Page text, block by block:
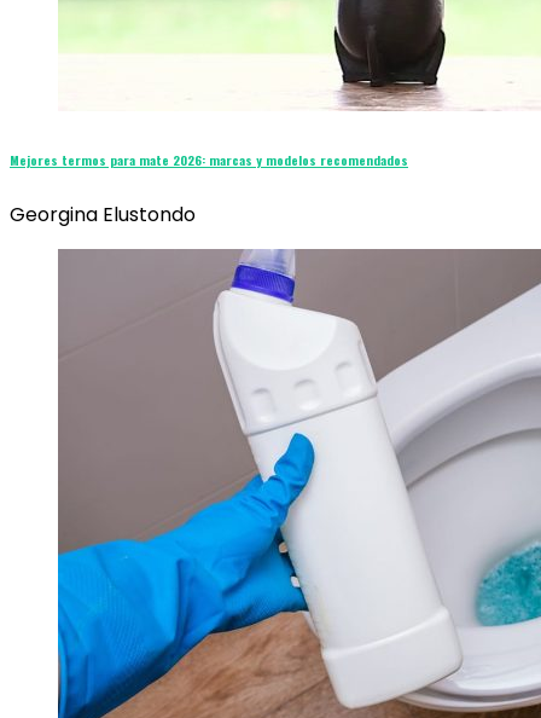
Mejores termos para mate 2026: marcas y modelos recomendados
Georgina Elustondo